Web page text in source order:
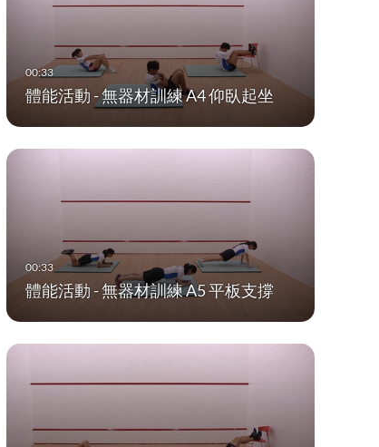
體能活動 - 無器材訓練 A4 仰臥起坐
體能活動 - 無器材訓練 A5 平板支撐